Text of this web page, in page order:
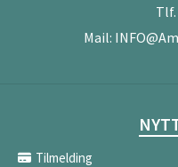
Tlf.
Mail:
Tilmelding